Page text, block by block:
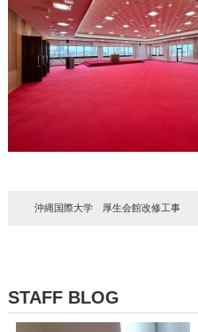
沖縄国際大学 厚生会館改修工事
STAFF BLOG